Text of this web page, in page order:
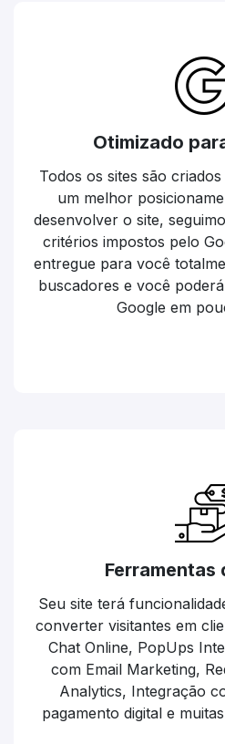
Otimizado
Todos os sites são
um melhor
desenvolver o site,
critérios impostos pelo
entregue para você
buscadores e você
Google em
Ferramentas
Seu site terá
converter visitantes em
Chat Online, PopUps
com Email Marketing,
Analytics, Integração
pagamento digital e